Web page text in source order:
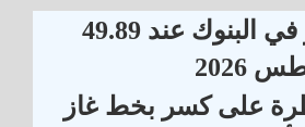
أعلى سعر للدولار في البنوك عند 49.89
على كسر بخط غاز